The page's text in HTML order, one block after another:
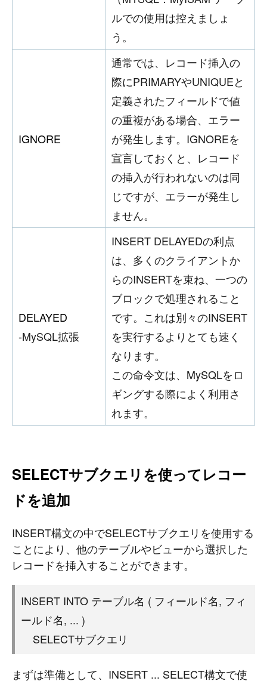
Programmi
#Visual Studio Code
S erver S de
ルでの使用は控えましょ
う。
IGNORE
通常では、レコード挿入の
際にPRIMARYやUNIQUEと
定義されたフィールドで値
の重複がある場合、エラー
が発生します。IGNOREを
宣言しておくと、レコード
の挿入が行われないのは同
じですが、エラーが発生し
ません。
DELAYED
-MySQL拡張
INSERT DELAYEDの利点
は、多くのクライアントか
らのINSERTを束ね、一つの
ブロックで処理されること
です。これは別々のINSERT
を実行するよりとても速く
なります。
この命令文は、MySQLをロ
ギングする際によく利用さ
れます。
SELECTサブクエリを使ってレコー
ドを追加
INSERT構文の中でSELECTサブクエリを使用する
ことにより、他のテーブルやビューから選択した
レコードを挿入することができます。
INSERT INTO テーブル名 ( フィールド名, フィ
ールド名, ... )
SELECTサブクエリ
まずは準備として、INSERT ... SELECT構文で使